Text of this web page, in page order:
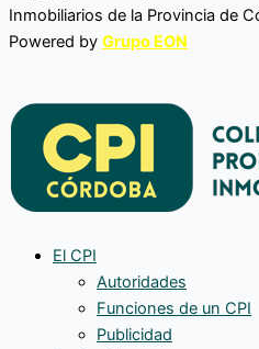
Inmobiliarios de la Provincia de
Powered by Grupo EON
El CPI
Autoridades
Funciones de un CPI
Publicidad